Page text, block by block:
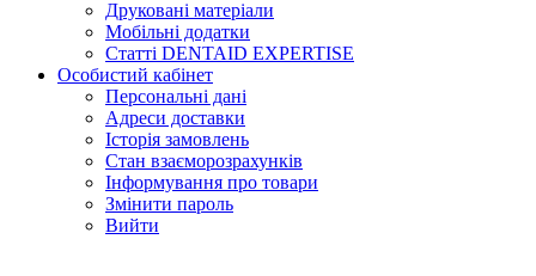
Друковані матеріали
Мобільні додатки
Статті DENTAID EXPERTISE
Особистий кабінет
Персональні дані
Адреси доставки
Історія замовлень
Стан взаєморозрахунків
Інформування про товари
Змінити пароль
Вийти